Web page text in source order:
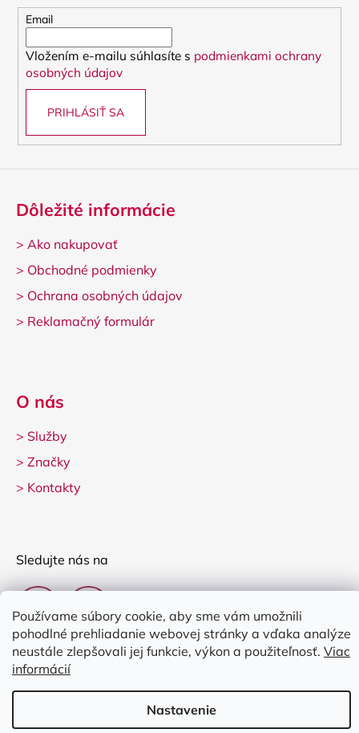
Používame súbory cookie, aby sme vám umožnili
pohodlné prehliadanie webovej stránky a vďaka analýze
neustále zlepšovali jej funkcie, výkon a použiteľnosť. Viac
informácií
Nastavenie
Email
Vložením e-mailu súhlasíte s podmienkami ochrany
osobných údajov
PRIHLÁSIŤ SA
Dôležité informácie
> Ako nakupovať
> Obchodné podmienky
> Ochrana osobných údajov
> Reklamačný formulár
O nás
> Služby
> Značky
> Kontakty
Sledujte nás na
Copyright 2026Clarina Music. Všetky práva vyhradené.Upraviť